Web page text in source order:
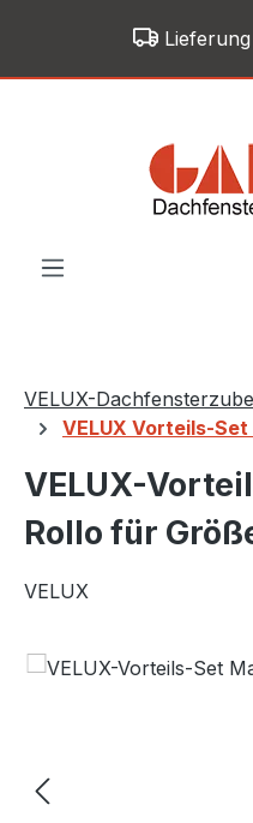
Zum Hauptinhalt springen
VELUX-
VELUX Vorteils-Set
VELUX-
Rollo für
VELUX
Bildergalerie